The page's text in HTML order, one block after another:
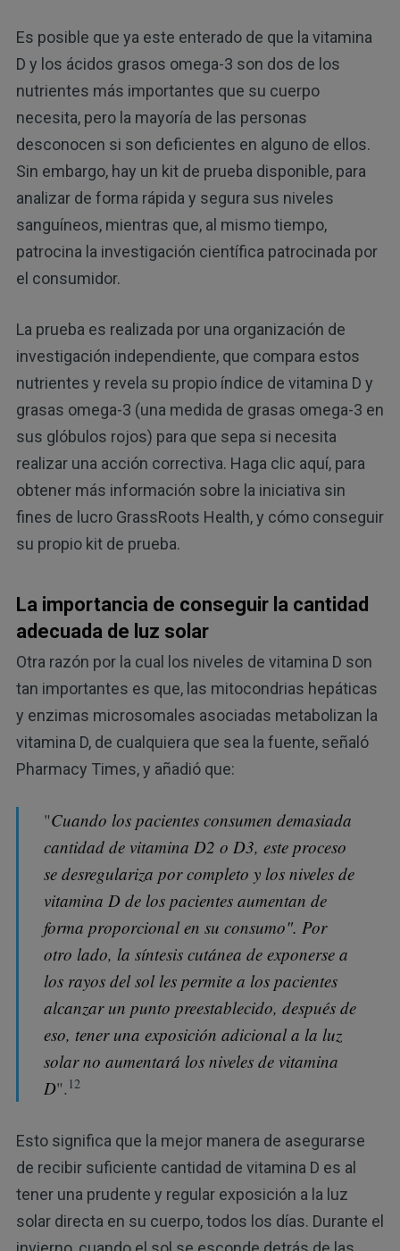
Es posible que ya este enterado de que la vitamina
D y los ácidos grasos omega-3 son dos de los
nutrientes más importantes que su cuerpo
necesita, pero la mayoría de las personas
desconocen si son deficientes en alguno de ellos.
Sin embargo, hay un kit de prueba disponible, para
analizar de forma rápida y segura sus niveles
sanguíneos, mientras que, al mismo tiempo,
patrocina la investigación científica patrocinada por
el consumidor.
La prueba es realizada por una organización de
investigación independiente, que compara estos
nutrientes y revela su propio índice de vitamina D y
grasas omega-3 (una medida de grasas omega-3 en
sus glóbulos rojos) para que sepa si necesita
realizar una acción correctiva. Haga clic aquí, para
obtener más información sobre la iniciativa sin
fines de lucro GrassRoots Health, y cómo conseguir
su propio kit de prueba.
La importancia de conseguir la cantidad
adecuada de luz solar
Otra razón por la cual los niveles de vitamina D son
tan importantes es que, las mitocondrias hepáticas
y enzimas microsomales asociadas metabolizan la
vitamina D, de cualquiera que sea la fuente, señaló
Pharmacy Times, y añadió que:
"Cuando los pacientes consumen demasiada
cantidad de vitamina D2 o D3, este proceso
se desregulariza por completo y los niveles de
vitamina D de los pacientes aumentan de
forma proporcional en su consumo". Por
otro lado, la síntesis cutánea de exponerse a
los rayos del sol les permite a los pacientes
alcanzar un punto preestablecido, después de
eso, tener una exposición adicional a la luz
solar no aumentará los niveles de vitamina
D". 12
Esto significa que la mejor manera de asegurarse
de recibir suficiente cantidad de vitamina D es al
tener una prudente y regular exposición a la luz
solar directa en su cuerpo, todos los días. Durante el